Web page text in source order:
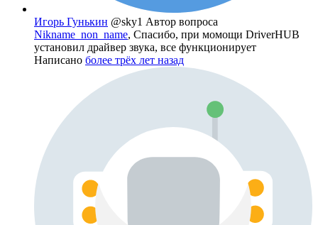
Игорь Гунькин @sky1 Автор вопроса
Nikname_non_name, Спасибо, при момощи DriverHUB
установил драйвер звука, все функционирует
Написано более трёх лет назад